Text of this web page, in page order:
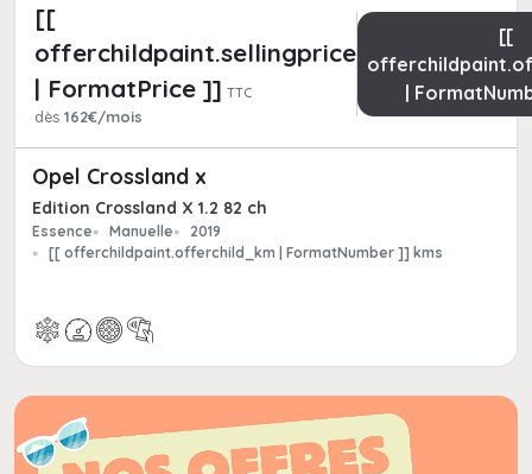
[[
offerchildpaint.sellingpricepart_ttc
| FormatPrice ]] TTC
dès 162€/mois
[[
|
Opel Crossland x
Edition Crossland X 1.2 82 ch
Essence Manuelle
2019
[[ offerchildpaint.offerchild_km | FormatNumber ]] kms